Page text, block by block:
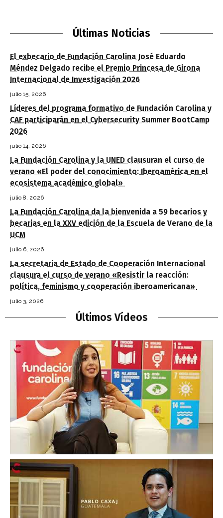
Últimas Noticias
El exbecario de Fundación Carolina José Eduardo
Méndez Delgado recibe el Premio Princesa de Girona
Internacional de Investigación 2026
julio 15, 2026
Líderes del programa formativo de Fundación Carolina y
CAF participarán en el Cybersecurity Summer BootCamp
2026
julio 14, 2026
La Fundación Carolina y la UNED clausuran el curso de
verano «El poder del conocimiento: Iberoamérica en el
ecosistema académico global»
julio 8, 2026
La Fundación Carolina da la bienvenida a 59 becarios y
becarias en la XXV edición de la Escuela de Verano de la
UCM
julio 6, 2026
La secretaria de Estado de Cooperación Internacional
clausura el curso de verano «Resistir la reacción:
política, feminismo y cooperación iberoamericana»
julio 3, 2026
Últimos Vídeos